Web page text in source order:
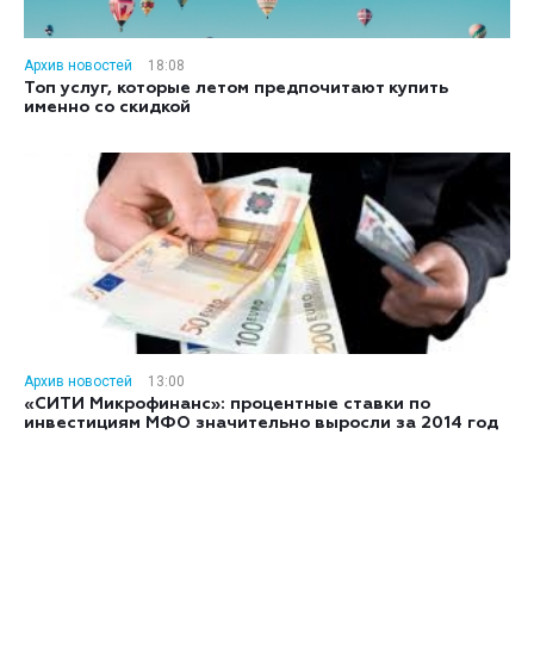
Архив новостей
18:08
Топ услуг, которые летом предпочитают купить
именно со скидкой
Архив новостей
13:00
«СИТИ Микрофинанс»: процентные ставки по
инвестициям МФО значительно выросли за 2014 год